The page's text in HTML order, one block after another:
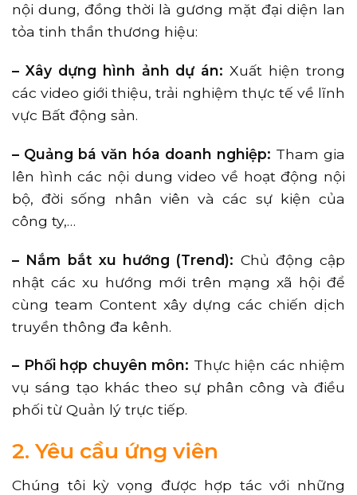
nội dung, đồng thời là gương mặt đại diện lan
tỏa tinh thần thương hiệu:
– Xây dựng hình ảnh dự án: Xuất hiện trong
các video giới thiệu, trải nghiệm thực tế về lĩnh
vực Bất động sản.
– Quảng bá văn hóa doanh nghiệp: Tham gia
lên hình các nội dung video về hoạt động nội
bộ, đời sống nhân viên và các sự kiện của
công ty,…
– Nắm bắt xu hướng (Trend): Chủ động cập
nhật các xu hướng mới trên mạng xã hội để
cùng team Content xây dựng các chiến dịch
truyền thông đa kênh.
– Phối hợp chuyên môn: Thực hiện các nhiệm
vụ sáng tạo khác theo sự phân công và điều
phối từ Quản lý trực tiếp.
2. Yêu cầu ứng viên
Chúng tôi kỳ vọng được hợp tác với những